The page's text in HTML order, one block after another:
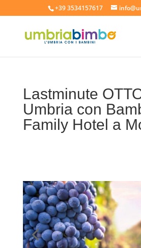
+39 3534157617
Lastminute
Umbria con
Family Hotel a